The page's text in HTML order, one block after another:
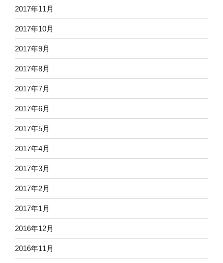
2017年11月
2017年10月
2017年9月
2017年8月
2017年7月
2017年6月
2017年5月
2017年4月
2017年3月
2017年2月
2017年1月
2016年12月
2016年11月